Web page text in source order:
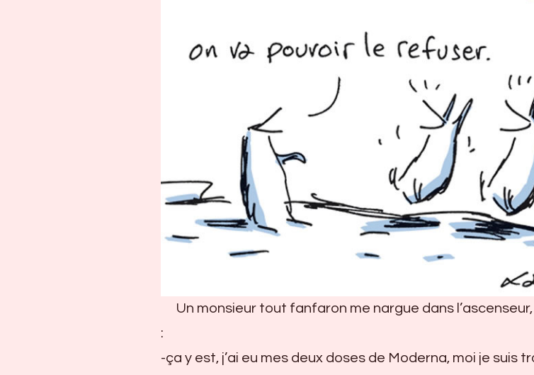
Un monsieur tout fanfaron me nargue dans
:
-ça y est, j’ai eu mes deux doses de Moderna, moi je suis